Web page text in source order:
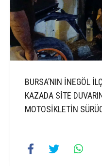
BURSA’NIN İNEGÖL
KAZADA SİTE
MOTOSİKLETİN